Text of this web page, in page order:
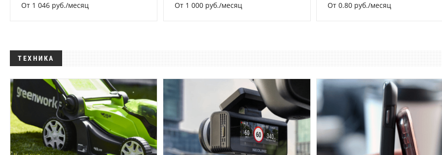
От 1 046 руб./месяц От 1 000 руб./месяц От 0.80 руб./месяц
ТЕХНИКА